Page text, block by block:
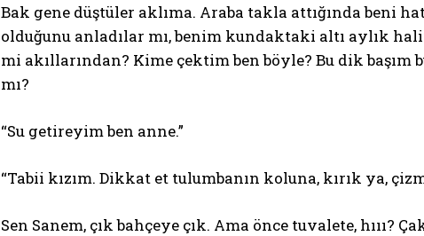
Bak gene düştüler aklıma. Araba takla attığında beni
olduğunu anladılar mı, benim kundaktaki altı aylık
mi akıllarından? Kime çektim ben böyle? Bu dik başım
mı?
“Su getireyim ben anne.”
“Tabii kızım. Dikkat et tulumbanın koluna, kırık ya,
Sen Sanem, çık bahçeye çık. Ama önce tuvalete, hııı?